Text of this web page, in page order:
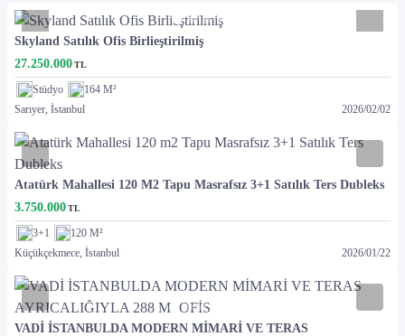
Skyland Satılık Ofis Birlieştirilmiş
27.250.000TL
Stüdyo
164 M²
Sarıyer, İstanbul
2026/02/02
Atatürk Mahallesi 120 M2 Tapu Masrafsız 3+1 Satılık Ters Dubleks
3.750.000TL
3+1
120 M²
Küçükçekmece, İstanbul
2026/01/22
VADİ İSTANBULDA MODERN MİMARİ VE TERAS